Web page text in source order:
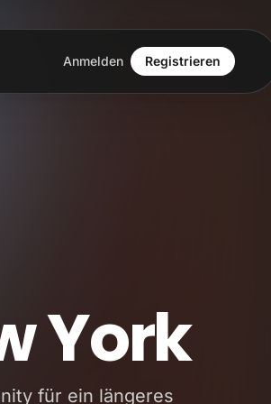
Anmelden Registrieren
York
für ein längeres